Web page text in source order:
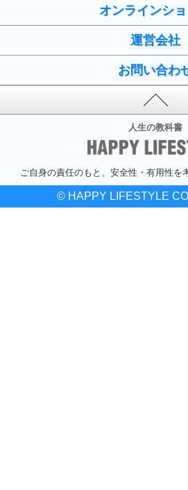
オンラインシ
運営会社
お問い合わ
人生の教科書
ご自身の責任のもと、安全性・有用性を
© HAPPY LIFESTYLE